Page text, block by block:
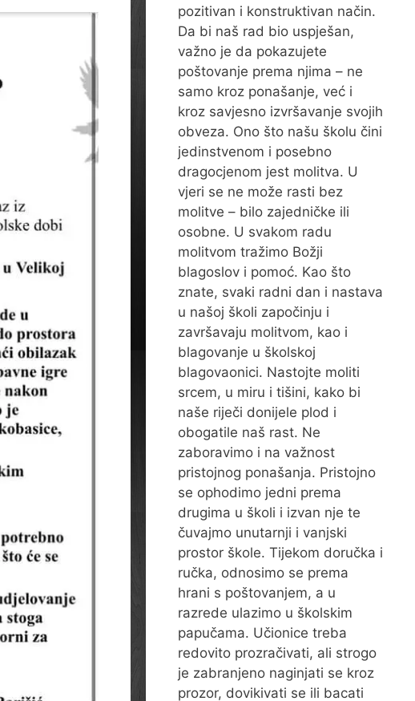
pozitivan i konstruktivan način.
Da bi naš rad bio uspješan,
važno je da pokazujete
poštovanje prema njima – ne
samo kroz ponašanje, već i
kroz savjesno izvršavanje svojih
obveza. Ono što našu školu čini
jedinstvenom i posebno
dragocjenom jest molitva. U
vjeri se ne može rasti bez
molitve – bilo zajedničke ili
osobne. U svakom radu
molitvom tražimo Božji
blagoslov i pomoć. Kao što
znate, svaki radni dan i nastava
u našoj školi započinju i
završavaju molitvom, kao i
blagovanje u školskoj
blagovaonici. Nastojte moliti
srcem, u miru i tišini, kako bi
naše riječi donijele plod i
obogatile naš rast. Ne
zaboravimo i na važnost
pristojnog ponašanja. Pristojno
se ophodimo jedni prema
drugima u školi i izvan nje te
čuvajmo unutarnji i vanjski
prostor škole. Tijekom doručka i
ručka, odnosimo se prema
hrani s poštovanjem, a u
razrede ulazimo u školskim
papučama. Učionice treba
redovito prozračivati, ali strogo
je zabranjeno naginjati se kroz
prozor, dovikivati se ili bacati